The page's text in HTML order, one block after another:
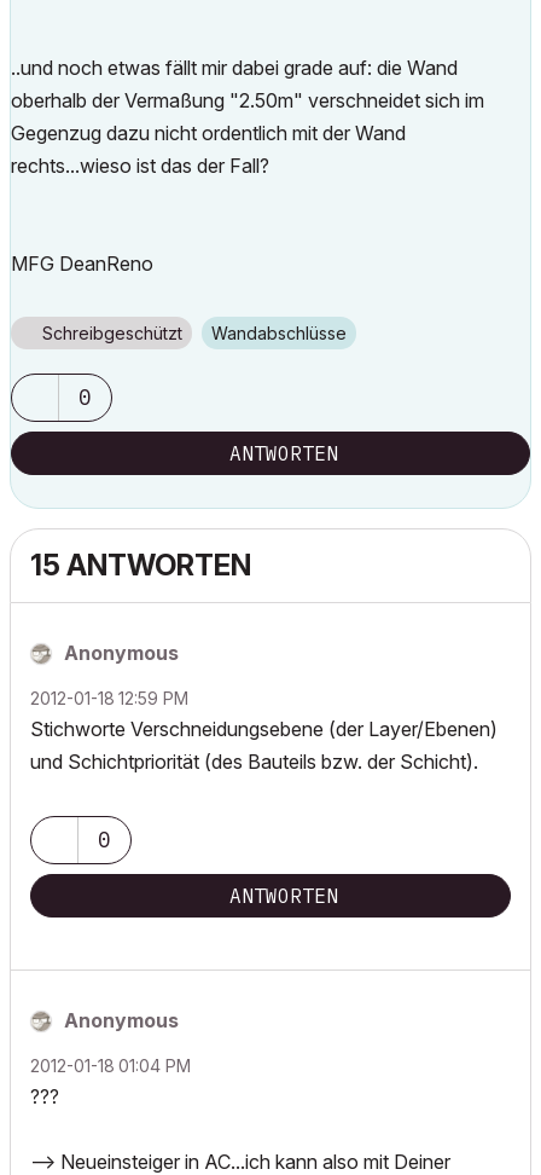
..und noch etwas fällt mir dabei grade auf: die Wand
oberhalb der Vermaßung "2.50m" verschneidet sich im
Gegenzug dazu nicht ordentlich mit der Wand
rechts...wieso ist das der Fall?
MFG DeanReno
Schreibgeschützt Wandabschlüsse
0
ANTWORTEN
15 ANTWORTEN
Anonymous
‎2012-01-18 12:59 PM
Stichworte Verschneidungsebene (der Layer/Ebenen)
und Schichtpriorität (des Bauteils bzw. der Schicht).
0
ANTWORTEN
Anonymous
‎2012-01-18 01:04 PM
???
--> Neueinsteiger in AC...ich kann also mit Deiner